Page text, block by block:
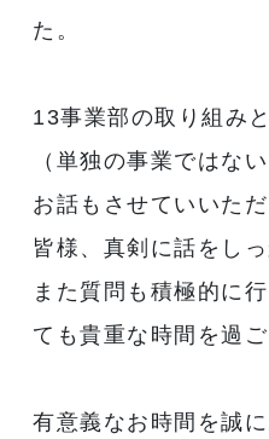
た。
13事業部の取り組み
（単独の事業ではな
お話もさせていいただ
皆様、真剣に話をし
また質問も積極的に
ても貴重な時間を過
有意義なお時間を誠